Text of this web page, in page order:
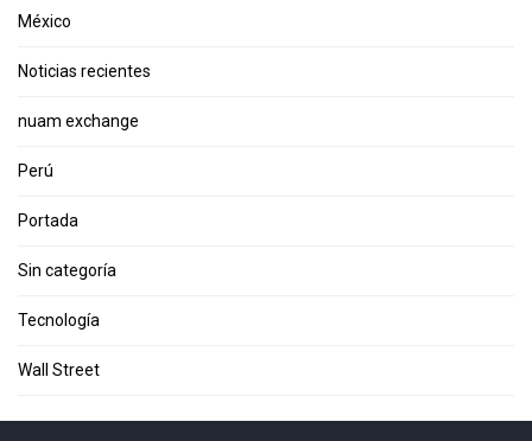
México
Noticias recientes
nuam exchange
Perú
Portada
Sin categoría
Tecnología
Wall Street